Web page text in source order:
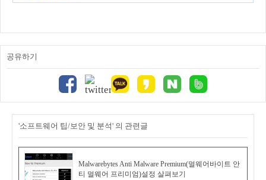
공유하기
'소프트웨어 팁/보안 및 분석' 의 관련글
Malwarebytes Anti Malware Premium(멀웨어바이트 안
티 멀웨어 프리미엄)설정 살펴보기